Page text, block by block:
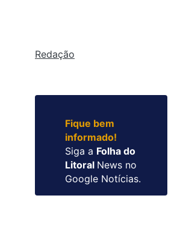
Redação
Fique bem
informado!
Siga a Folha do
Litoral News no
Google Notícias.